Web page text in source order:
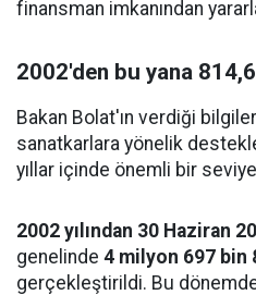
finansman imkanından
2002'den bu yana
Bakan Bolat'ın verdiği
sanatkarlara yönelik
yıllar içinde önemli bir
2002 yılından 30 Haziran
genelinde 4 milyon 697 bin
gerçekleştirildi. Bu